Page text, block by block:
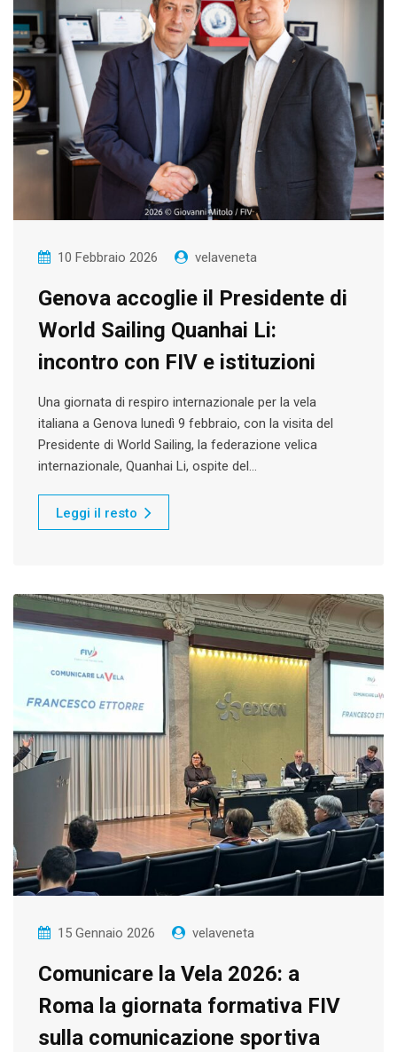
10 Febbraio 2026 velaveneta
Genova accoglie il Presidente di
World Sailing Quanhai Li:
incontro con FIV e istituzioni
Una giornata di respiro internazionale per la vela
italiana a Genova lunedì 9 febbraio, con la visita del
Presidente di World Sailing, la federazione velica
internazionale, Quanhai Li, ospite del…
Leggi il resto
15 Gennaio 2026 velaveneta
Comunicare la Vela 2026: a
Roma la giornata formativa FIV
sulla comunicazione sportiva